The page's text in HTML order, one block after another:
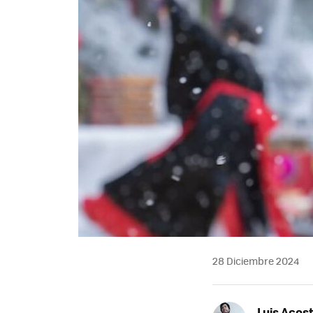
28 Diciembre 2024